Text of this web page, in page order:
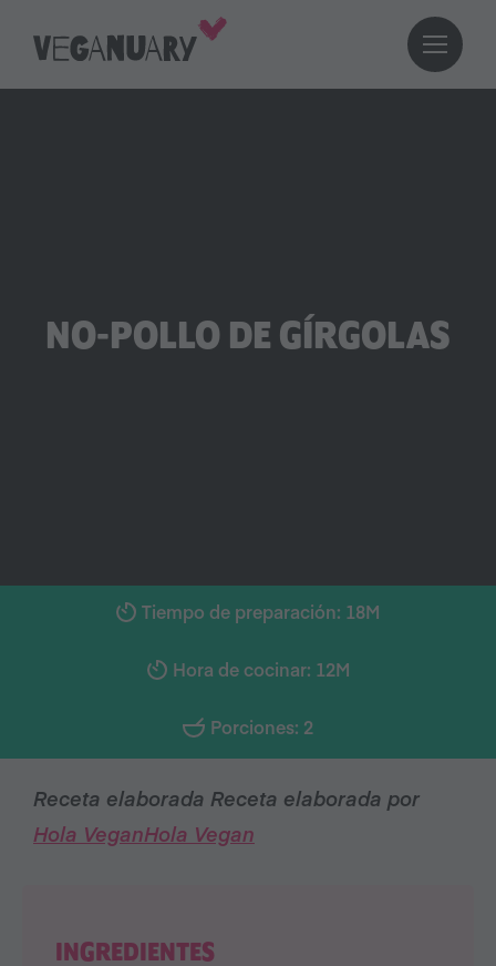
NO-POLLO DE GÍRGOLAS
Tiempo de preparación: 18M
Hora de cocinar: 12M
Porciones: 2
Receta elaborada Receta elaborada por
Hola VeganHola Vegan
INGREDIENTES